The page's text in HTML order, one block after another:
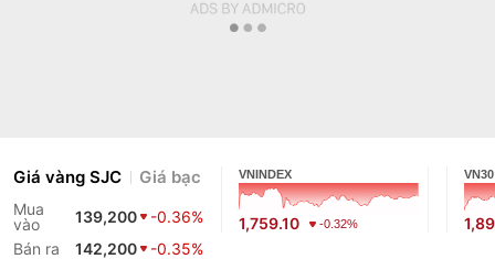
Giá vàng SJC Giá bạc
Mua
vào
139,200
-0.36%
Bán ra
142,200 -0.35%
VNINDEX
1,759.10 -0.32%
VN30